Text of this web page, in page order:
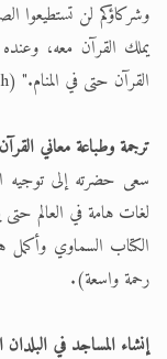
وشركاؤكم لن تستطيعوا
يملك القرآن معه، وعنده
القرآن حتى في المنام." (Ek Khofnak Saazish الصفحة 196).
ترجمة وطباعة معاني
سعى حضرته إلى توجيه
لغات هامة في العالم حتى
الكتاب السماوي وأكمل
رحمة واسعة).
إنشاء المساجد في البلدان